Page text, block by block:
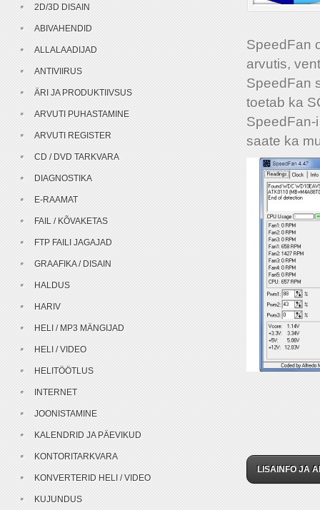
SpeedFan
arvutis,
SpeedFan
toetab ka
SpeedFan-
saate ka
LISAINFO JA
2D/3D DISAIN
ABIVAHENDID
ALLALAADIJAD
ANTIVIIRUS
ÄRI JA PRODUKTIIVSUS
ARVUTI PUHASTAMINE
ARVUTI REGISTER
CD / DVD TARKVARA
DIAGNOSTIKA
E-RAAMAT
FAIL / KÕVAKETAS
FTP FAILI JAGAJAD
GRAAFIKA / DISAIN
HALDUS
HARIV
HELI / MP3 MÄNGIJAD
HELI / VIDEO
HELITÖÖTLUS
INTERNET
JOONISTAMINE
KALENDRID JA PÄEVIKUD
KONTORITARKVARA
KONVERTERID HELI / VIDEO
KUJUNDUS